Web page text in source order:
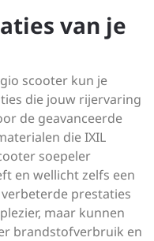
van je
scooter kun je
die jouw rijervaring
de geavanceerde
die IXIL
soepeler
en wellicht zelfs een
prestaties
maar kunnen
brandstofverbruik en